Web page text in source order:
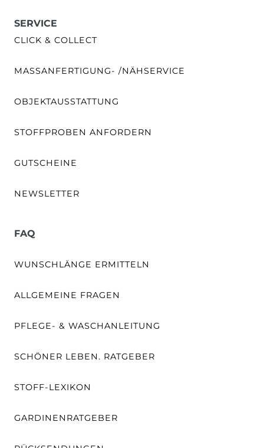
SERVICE
CLICK & COLLECT
MASSANFERTIGUNG- /NÄHSERVICE
OBJEKTAUSSTATTUNG
STOFFPROBEN ANFORDERN
GUTSCHEINE
NEWSLETTER
FAQ
WUNSCHLÄNGE ERMITTELN
ALLGEMEINE FRAGEN
PFLEGE- & WASCHANLEITUNG
SCHÖNER LEBEN. RATGEBER
STOFF-LEXIKON
GARDINENRATGEBER